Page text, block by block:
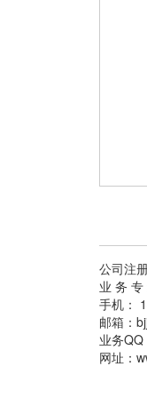
公司注
业 务
手机：
邮箱：
业务
网址：